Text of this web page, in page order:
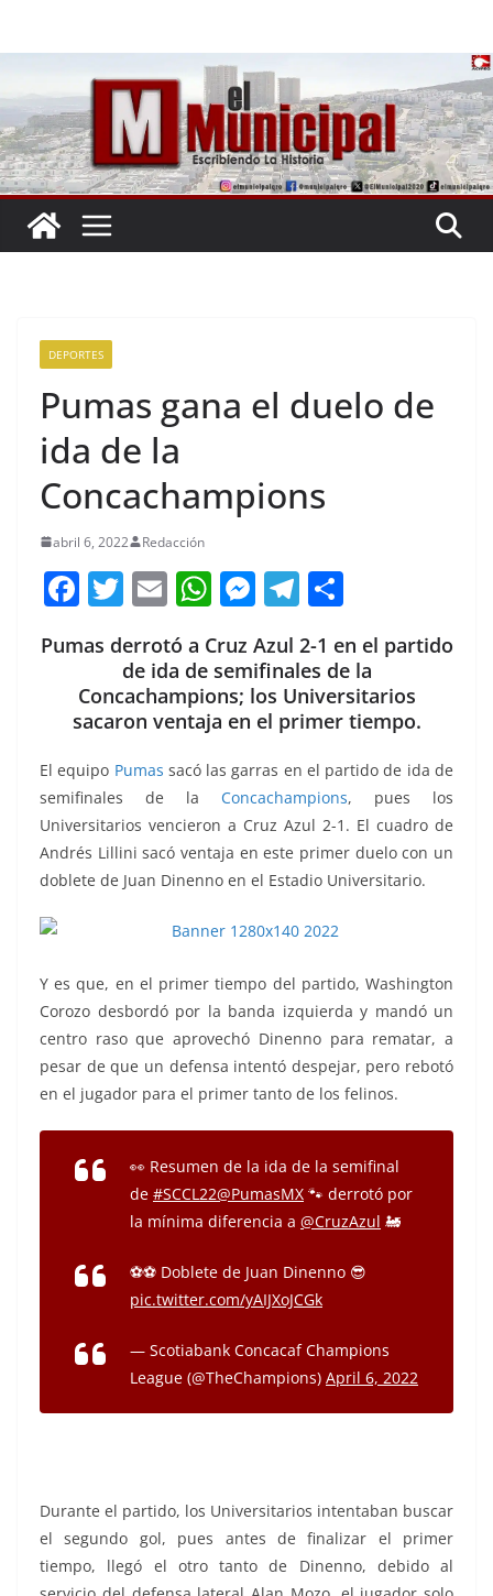
DEPORTES
Pumas gana el duelo de
ida de la
Concachampions
abril 6, 2022 Redacción
F
c
e
b
o
o
k
T
itt
er
E
ai
l
W
at
s
A
p
p
M
ss
e
n
g
er
T
e
gr
a
m
m
p
ar
tir
Pumas derrotó a Cruz Azul 2-1 en el partido
de ida de semifinales de la
Concachampions; los Universitarios
sacaron ventaja en el primer tiempo.
El equipo Pumas sacó las garras en el partido de ida de
semifinales de la Concachampions, pues los
Universitarios vencieron a Cruz Azul 2-1. El cuadro de
Andrés Lillini sacó ventaja en este primer duelo con un
doblete de Juan Dinenno en el Estadio Universitario.
Y es que, en el primer tiempo del partido, Washington
Corozo desbordó por la banda izquierda y mandó un
centro raso que aprovechó Dinenno para rematar, a
pesar de que un defensa intentó despejar, pero rebotó
en el jugador para el primer tanto de los felinos.
👀 Resumen de la ida de la semifinal
de #SCCL22@PumasMX 🐾 derrotó por
la mínima diferencia a @CruzAzul 🚂
⚽️⚽️ Doblete de Juan Dinenno 😎
pic.twitter.com/yAIJXoJCGk
— Scotiabank Concacaf Champions
League (@TheChampions) April 6, 2022
Durante el partido, los Universitarios intentaban buscar
el segundo gol, pues antes de finalizar el primer
tiempo, llegó el otro tanto de Dinenno, debido al